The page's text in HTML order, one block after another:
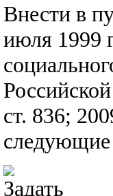
Внести в
июля 1999
ст. 836;